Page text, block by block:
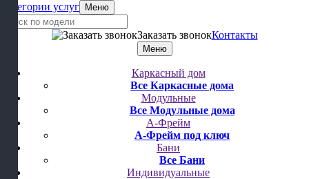
Категории услуг
Меню
Заказать звонокКонтакты
Меню
Каркасный дом
Все Каркасные дома
Модульные
Все Модульные дома
А-Фрейм
А-Фрейм под ключ
Бани
Все Бани
Индивидуальные